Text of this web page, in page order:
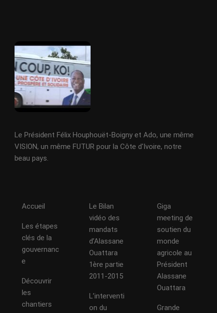
Le Président Félix Houphouët-Boigny et Ado, une même
VISION, un même FUTUR pour la Côte d'Ivoire, notre
beau pays.
Accueil
Les étapes
clés de la
gouvernanc
e
Découvrir
les
chantiers
Le Bilan
vidéo des
mandats
d’Alassane
Ouattara
1ère partie
2011-2015
L’interventi
on du
Giga
meeting de
soutien du
monde
agricole au
Président
Alassane
Ouattara
Grande